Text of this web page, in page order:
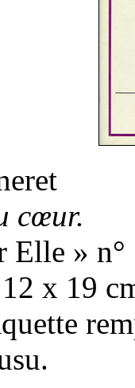
cœur.
Elle » n°
x 19